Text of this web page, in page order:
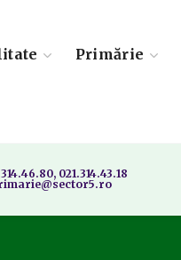
Primărie
021.314.43.18